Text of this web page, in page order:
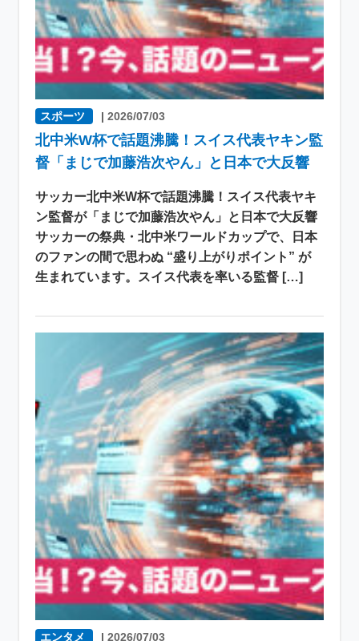
スポーツ |2026/07/03
北中米W杯で話題沸騰！スイス代表ヤキン監
督「まじで加藤浩次やん」と日本で大反響
サッカー北中米W杯で話題沸騰！スイス代表ヤキ
ン監督が「まじで加藤浩次やん」と日本で大反響
サッカーの祭典・北中米ワールドカップで、日本
のファンの間で思わぬ “盛り上がりポイント” が
生まれています。スイス代表を率いる監督 […]
エンタメ |2026/07/03